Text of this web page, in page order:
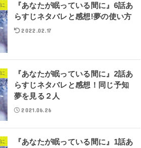
『あなたが眠っている間に』6話あ
らすじネタバレと感想!夢の使い方
2022.02.17
『あなたが眠っている間に』2話あ
らすじネタバレと感想！同じ予知
夢を見る２人
2021.06.26
『あなたが眠っている間に』1話あ